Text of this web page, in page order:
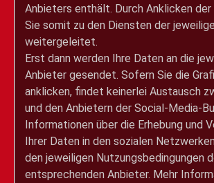
Anbieters enthält. Durch Anklicken der
Sie somit zu den Diensten der
weitergeleitet.
Erst dann werden Ihre Daten an die
Anbieter gesendet. Sofern Sie die
anklicken, findet keinerlei Austausch
und den Anbietern der Social-Media-
Informationen über die Erhebung und
Ihrer Daten in den sozialen
den jeweiligen Nutzungsbedingungen
entsprechenden Anbieter. Mehr